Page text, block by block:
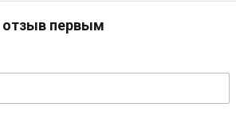
отзыв первым